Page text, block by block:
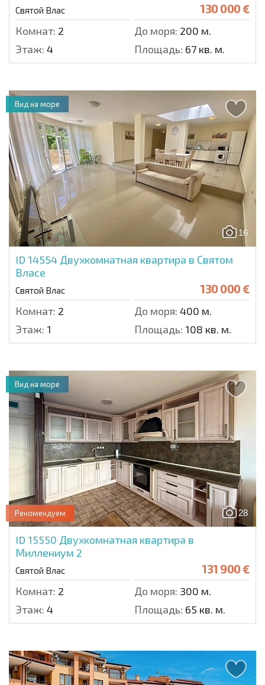
Святой Влас 130 000 €
Комнат: 2 До моря: 200 м.
Этаж: 4 Площадь: 67 кв. м.
16
ID 14554 Двухкомнатная квартира в Святом
Власе
Святой Влас 130 000 €
Комнат: 2 До моря: 400 м.
Этаж: 1 Площадь: 108 кв. м.
Вид на море
28
Рекомендуем
ID 15550 Двухкомнатная квартира в
Миллениум 2
Святой Влас 131 900 €
Комнат: 2 До моря: 300 м.
Этаж: 4 Площадь: 65 кв. м.
Вид на море